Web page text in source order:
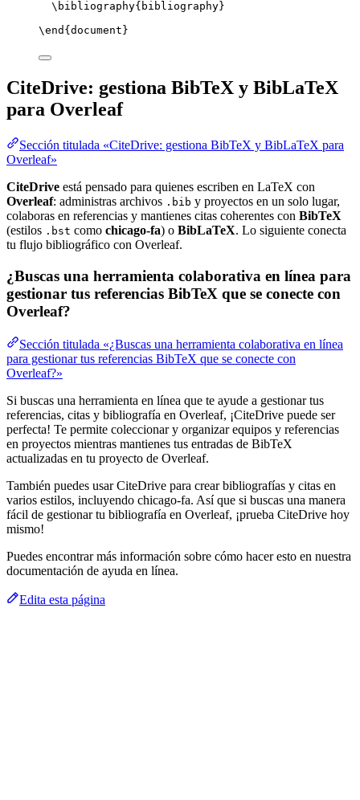
\bibliography{bibliography}
\end { document }
CiteDrive: gestiona BibTeX y BibLaTeX
para Overleaf
Sección titulada «CiteDrive: gestiona BibTeX y BibLaTeX para
Overleaf»
CiteDrive está pensado para quienes escriben en LaTeX con
Overleaf: administras archivos .bib y proyectos en un solo lugar,
colaboras en referencias y mantienes citas coherentes con BibTeX
(estilos .bst como chicago-fa) o BibLaTeX. Lo siguiente conecta
tu flujo bibliográfico con Overleaf.
¿Buscas una herramienta colaborativa en línea para
gestionar tus referencias BibTeX que se conecte con
Overleaf?
Sección titulada «¿Buscas una herramienta colaborativa en línea
para gestionar tus referencias BibTeX que se conecte con
Overleaf?»
Si buscas una herramienta en línea que te ayude a gestionar tus
referencias, citas y bibliografía en Overleaf, ¡CiteDrive puede ser
perfecta! Te permite coleccionar y organizar equipos y referencias
en proyectos mientras mantienes tus entradas de BibTeX
actualizadas en tu proyecto de Overleaf.
También puedes usar CiteDrive para crear bibliografías y citas en
varios estilos, incluyendo chicago-fa. Así que si buscas una manera
fácil de gestionar tu bibliografía en Overleaf, ¡prueba CiteDrive hoy
mismo!
Puedes encontrar más información sobre cómo hacer esto en nuestra
documentación de ayuda en línea.
Edita esta página